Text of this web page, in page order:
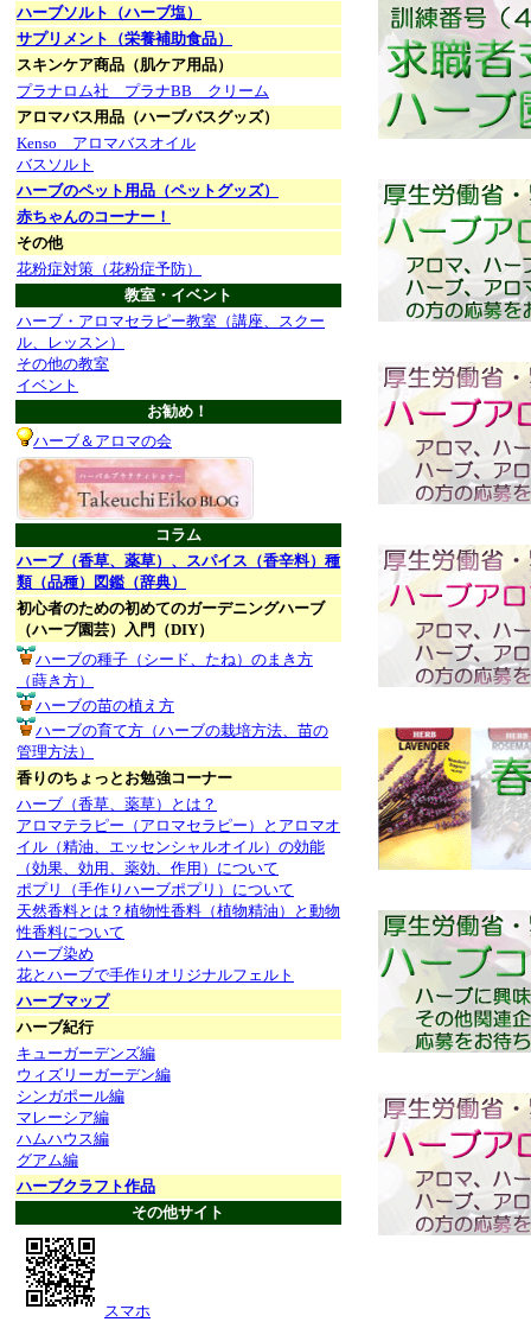
ハーブソルト（ハーブ塩）
サプリメント（栄養補助食品）
スキンケア商品（肌ケア用品）
プラナロム社 プラナBB クリーム
アロマバス用品（ハーブバスグッズ）
Kenso アロマバスオイル
バスソルト
ハーブのペット用品（ペットグッズ）
赤ちゃんのコーナー！
その他
花粉症対策（花粉症予防）
教室・イベント
ハーブ・アロマセラピー教室（講座、スクー
ル、レッスン）
その他の教室
イベント
お勧め！
ハーブ＆アロマの会
コラム
ハーブ（香草、薬草）、スパイス（香辛料）種
類（品種）図鑑（辞典）
初心者のための初めてのガーデニングハーブ
（ハーブ園芸）入門（DIY）
ハーブの種子（シード、たね）のまき方
（蒔き方）
ハーブの苗の植え方
ハーブの育て方（ハーブの栽培方法、苗の
管理方法）
香りのちょっとお勉強コーナー
ハーブ（香草、薬草）とは？
アロマテラピー（アロマセラピー）とアロマオ
イル（精油、エッセンシャルオイル）の効能
（効果、効用、薬効、作用）について
ポプリ（手作りハーブポプリ）について
天然香料とは？植物性香料（植物精油）と動物
性香料について
ハーブ染め
花とハーブで手作りオリジナルフェルト
ハーブマップ
ハーブ紀行
キューガーデンズ編
ウィズリーガーデン編
シンガポール編
マレーシア編
ハムハウス編
グアム編
ハーブクラフト作品
その他サイト
スマホ